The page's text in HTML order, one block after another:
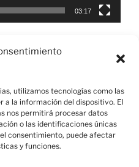
utilizamos tecnologías como las
a la información del dispositivo. El
nos permitirá procesar datos
o las identificaciones únicas
consentimiento, puede afectar
y funciones.
03:17